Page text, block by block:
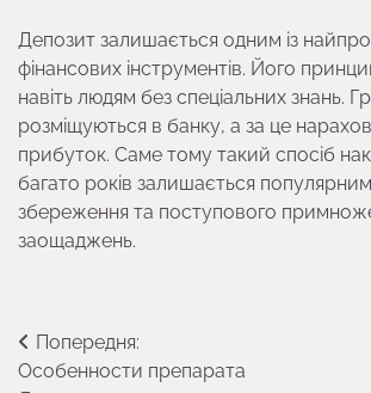
Депозит залишається одним із
фінансових інструментів. Його
навіть людям без спеціальних знань.
розміщуються в банку, а за це
прибуток. Саме тому такий спосіб
багато років залишається
збереження та поступового
заощаджень.
Навігація
Попередня:
Особенности препарата